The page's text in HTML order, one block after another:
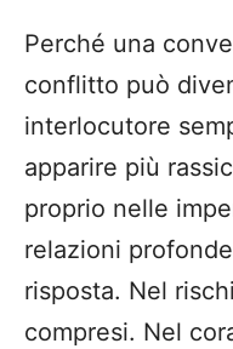
Perché una
conflitto può
interlocutore
apparire più
proprio nelle
relazioni
risposta. Nel
compresi. Nel